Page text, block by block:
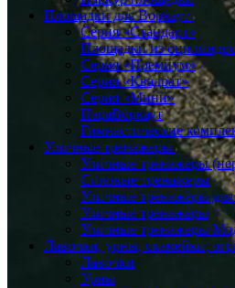
Площадки для Воркаут
Серия «Стандарт»
Площадки из
Серия «Премиум»
Серия «Квадрат»
Серия «Мини»
ПараВоркаут
Гимнастические
Уличные тренажеры
Уличные тренажеры
Силовые тренажеры
Уличные тренажёры
Уличные тренажёры
Уличные тренажеры
Лавочки, урны, скамейки,
Лавочки
Урны